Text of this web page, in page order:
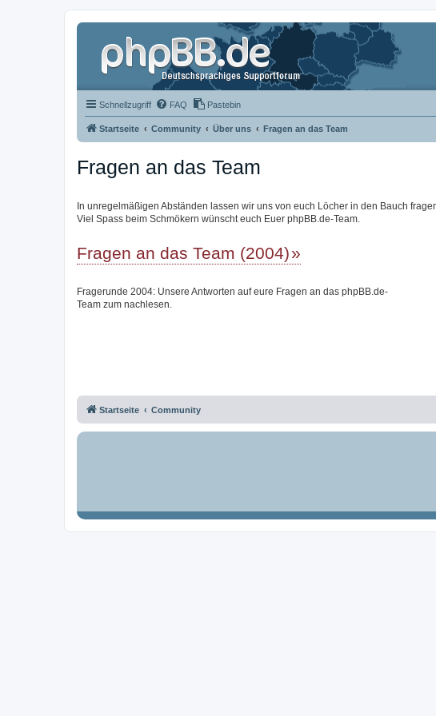
Schnellzugriff FAQ Pastebin
Startseite Community Über uns Fragen an das Team
Fragen an das Team
In unregelmäßigen Abständen lassen wir uns von euch Löcher in den Bauch
Viel Spass beim Schmökern wünscht euch Euer phpBB.de-Team.
Fragen an das Team (2004)
Fragerunde 2004: Unsere Antworten auf eure Fragen an das phpBB.de-
Team zum nachlesen.
Startseite Community